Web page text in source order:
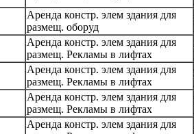
Аренда констр. элем здания для
размещ. оборуд
Аренда констр. элем здания для
размещ. Рекламы в лифтах
Аренда констр. элем здания для
размещ. Рекламы в лифтах
Аренда констр. элем здания для
размещ. Рекламы в лифтах
Аренда констр. элем здания для